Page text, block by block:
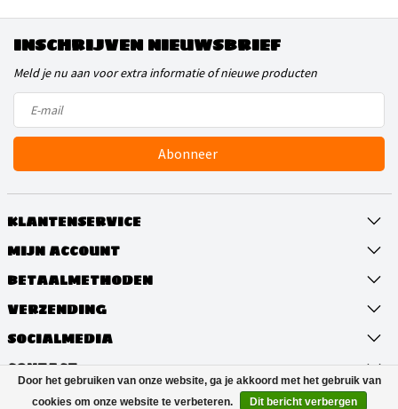
INSCHRIJVEN NIEUWSBRIEF
Meld je nu aan voor extra informatie of nieuwe producten
Abonneer
KLANTENSERVICE
MIJN ACCOUNT
BETAALMETHODEN
VERZENDING
SOCIALMEDIA
CONTACT
Door het gebruiken van onze website, ga je akkoord met het gebruik van
cookies om onze website te verbeteren.
Dit bericht verbergen